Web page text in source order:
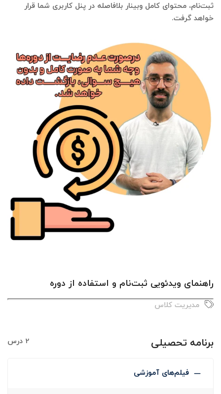
ثبت‌نام، محتوای کامل وبینار بلافاصله در پنل کاربری شما قرار
خواهد گرفت.
راهنمای ویدئویی ثبت‌نام و استفاده از دوره
مدیریت کلاس
برنامه تحصیلی 2 درس
فیلم‌های آموزشی